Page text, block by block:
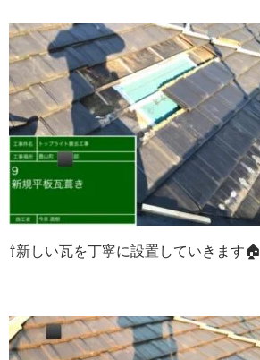
⇧新しい瓦を丁寧に設置していきます🏠